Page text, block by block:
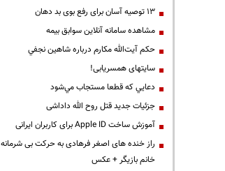
13 توصیه آسان برای رفع بوی بد دهان
مشاهده سامانه آنلاين سوابق بیمه
حكم آيت‌الله مكارم درباره شاهين نجفي
سایتهای همسریابی!
دعايي كه قطعا مستجاب مي‌شود
جزئیات جدید قتل روح الله داداشی
آموزش ساخت Apple ID برای کاربران ایرانی
راز خنده های اصغر فرهادی به حرکت بی شرمانه
خانم بازیگر + عکس